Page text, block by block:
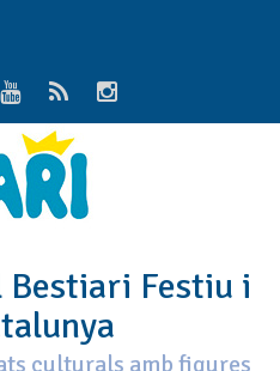
Festiu i
culturals amb figures